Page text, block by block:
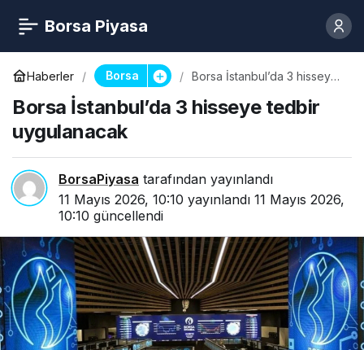
Borsa Piyasa
Haberler Borsa
Borsa İstanbul’da 3 hisseye
Borsa İstanbul’da 3 hisseye tedbir
uygulanacak
BorsaPiyasa tarafından yayınlandı
11 Mayıs 2026, 10:10 yayınlandı 11 Mayıs 2026,
10:10 güncellendi